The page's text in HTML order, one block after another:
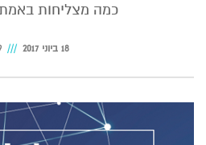
כמה מצליחות
18 ביוני 2017